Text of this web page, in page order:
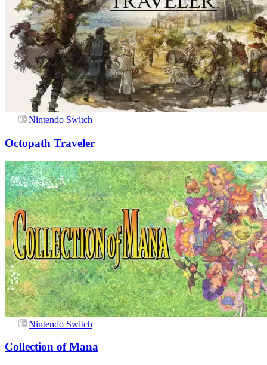
Nintendo Switch
Octopath Traveler
Nintendo Switch
Collection of Mana